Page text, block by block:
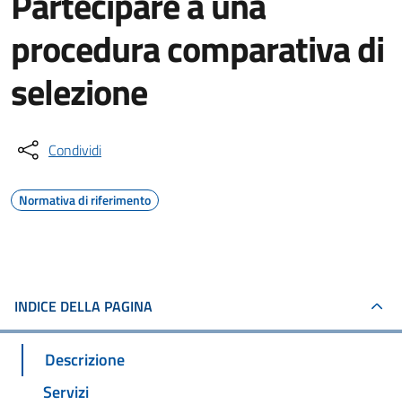
procedura comparativa di
selezione
Condividi
Normativa di riferimento
INDICE DELLA PAGINA
Descrizione
Servizi